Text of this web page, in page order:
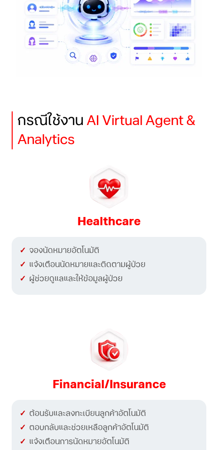
กรณีใช้งานAI Virtual Agent &
Analytics
Healthcare
จองนัดหมายอัตโนมัติ
แจ้งเตือนนัดหมายและติดตามผู้ป่วย
ผู้ช่วยดูแลและให้ข้อมูลผู้ป่วย
Financial/Insurance
ต้อนรับและลงทะเบียนลูกค้าอัตโนมัติ
ตอบกลับและช่วยเหลือลูกค้าอัตโนมัติ
แจ้งเตือนการนัดหมายอัตโนมัติ